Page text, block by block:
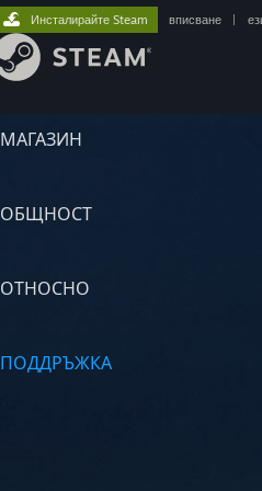
МАГАЗИН
ОБЩНОСТ
ОТНОСНО
ПОДДРЪЖКА
Инсталирайте Steam вписване